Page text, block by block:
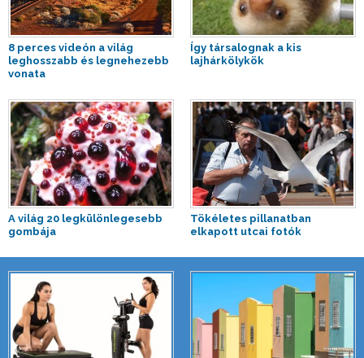
8 perces videón a világ
leghosszabb és legnehezebb
vonata
Így társalognak a kis
lajhárkölykök
A világ 20 legkülönlegesebb
gombája
Tökéletes pillanatban
elkapott utcai fotók